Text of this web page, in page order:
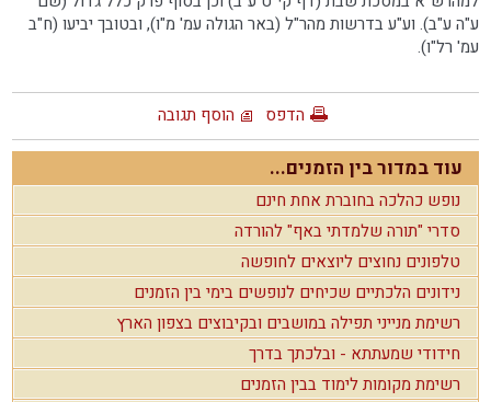
ע"ה ע"ב). וע"ע בדרשות מהר"ל (באר הגולה עמ' מ"ו), ובטובך יביעו (ח"ב
עמ' רל"ו).
הדפס הוסף תגובה
עוד במדור בין הזמנים...
נופש כהלכה בחוברת אחת חינם
סדרי "תורה שלמדתי באף" להורדה
טלפונים נחוצים ליוצאים לחופשה
נידונים הלכתיים שכיחים לנופשים בימי בין הזמנים
רשימת מנייני תפילה במושבים ובקיבוצים בצפון הארץ
חידודי שמעתתא - ובלכתך בדרך
רשימת מקומות לימוד בבין הזמנים